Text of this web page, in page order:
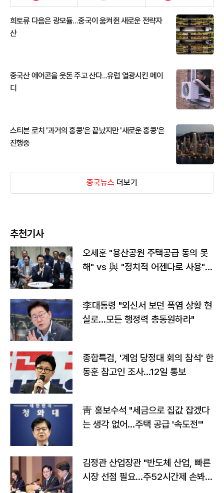
희토류 다음은 광모듈…중국이 움켜쥔 새로운 전략자
산
중국산 에어콘을 웃돈 주고 산다...유럽 열광시킨 메이
디
스티븐 로치 '과거의 홍콩'은 끝났지만 '새로운 홍콩'은
진행중
중국뉴스 더보기
추천기사
오세훈 "용산공원 주택공급 동의 못
해" vs 與 "정치적 어젠다로 사용"
李대통령 "외신서 보던 폭염 상황 현
실로…모든 행정력 총동원하라"
종합특검, '계엄 당정대 회의 참석' 한
동훈 참고인 조사...12일 통보
靑 홍보수석 "세금으로 집값 잡겠다
는 생각 없어…주택 공급 '속도전'"
김정관 산업장관 "반도체 산업, 빠른
시장 선점 필요…주52시간제 손봐